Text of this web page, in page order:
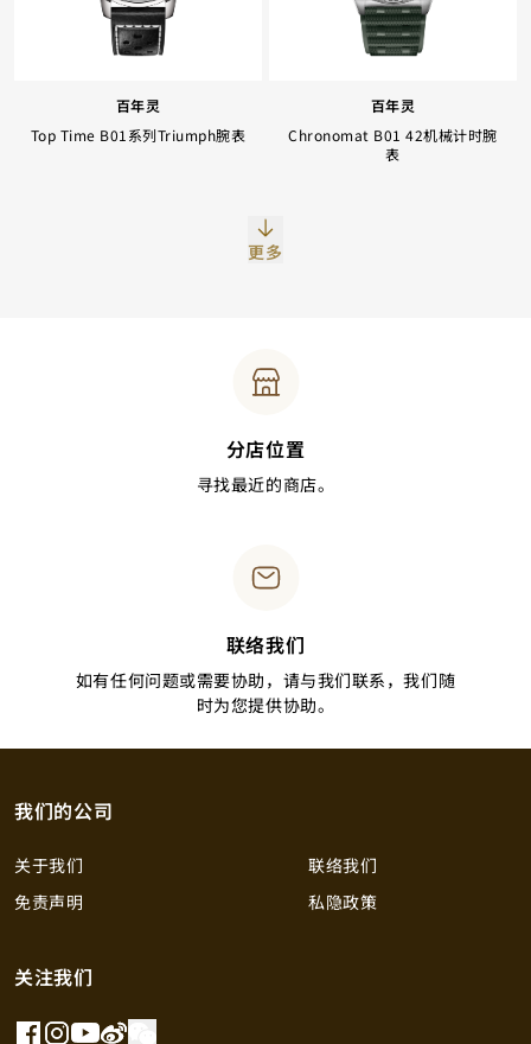
百年灵
Top Time B01系列Triumph腕表
百年灵
Chronomat B01 42机械计时腕
表
更多
分店位置
寻找最近的商店。
联络我们
如有任何问题或需要协助，请与我们联系，我们随
时为您提供协助。
我们的公司
关于我们
联络我们
免责声明
私隐政策
关注我们